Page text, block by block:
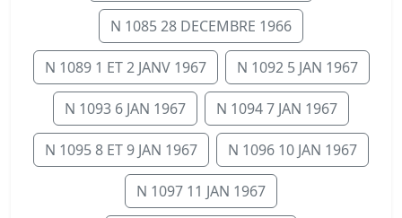
N 1085 28 DECEMBRE 1966
N 1089 1 ET 2 JANV 1967 N 1092 5 JAN 1967
N 1093 6 JAN 1967 N 1094 7 JAN 1967
N 1095 8 ET 9 JAN 1967 N 1096 10 JAN 1967
N 1097 11 JAN 1967